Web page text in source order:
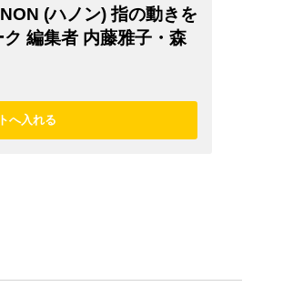
(ハノン) 指の動きを
編集者 内藤雅子・森